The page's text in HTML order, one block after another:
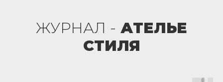
ЖУРНАЛ - АТЕЛЬЕ
СТИЛЯ